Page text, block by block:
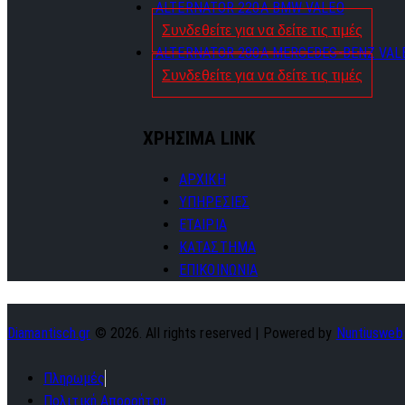
ALTERNATOR 220A BMW VALEO
Συνδεθείτε για να δείτε τις τιμές
ALTERNATOR 280A MERCEDES-BENZ
Συνδεθείτε για να δείτε τις τιμές
ΧΡΗΣΙΜΑ LINK
ΑΡΧΙΚΗ
ΥΠΗΡΕΣΙΕΣ
ΕΤΑΙΡΙΑ
ΚΑΤΑΣΤΗΜΑ
ΕΠΙΚΟΙΝΩΝΙΑ
Diamantisch.gr © 2026. All rights reserved | Powered by Nuntiusweb
Πληρωμές
Πολιτική Απορρήτου